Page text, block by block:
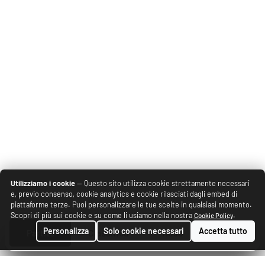
Partite Classifica Rosa News
Utilizziamo i cookie— Questo sito utilizza cookie strettamente necessari
e, previo consenso, cookie analytics e cookie rilasciati dagli embed di
piattaforme terze. Puoi personalizzare le tue scelte in qualsiasi momento.
Scopri di più sui cookie e su come li usiamo nella nostra Cookie Policy.
Personalizza Solo cookie necessari Accetta tutto